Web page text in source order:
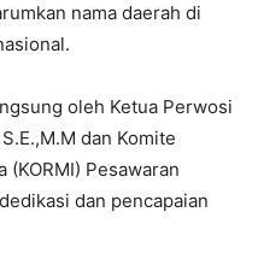
nama daerah di
oleh Ketua Perwosi
dan Komite
(KORMI) Pesawaran
dan pencapaian